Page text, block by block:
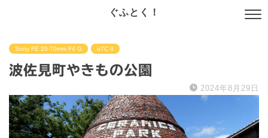
ぐふとく！
Sony FE 20-70mm F4 G α7C II
波佐見町やきもの公園
2024年8月29日